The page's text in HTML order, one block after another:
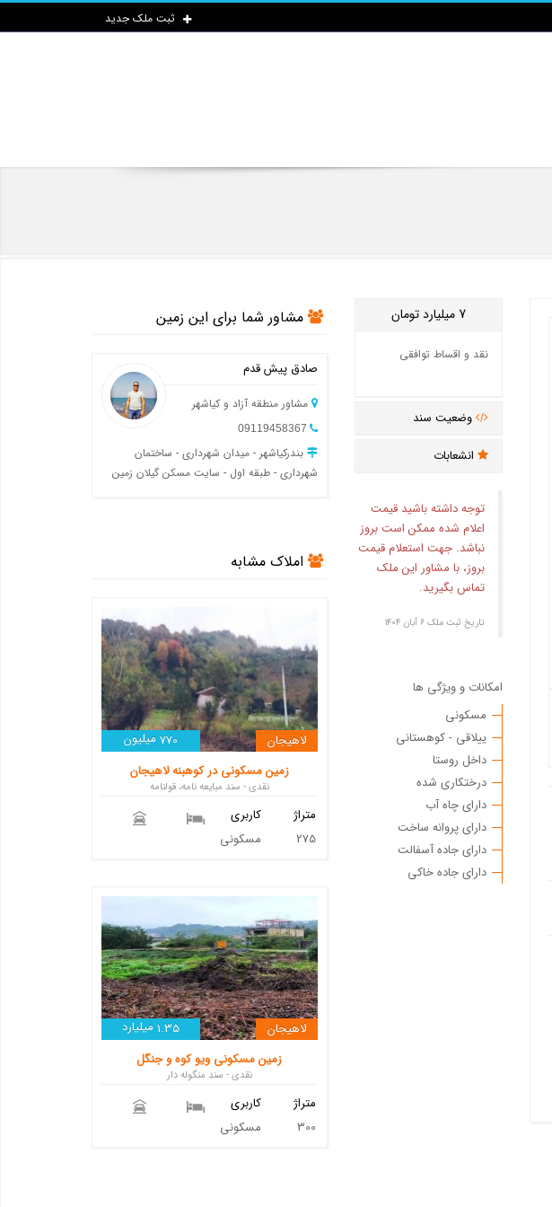
ثبت ملک جدید
7 میلیارد تومان
نقد و اقساط توافقی
وضعیت سند
انشعابات
توجه داشته باشید قیمت
اعلام شده ممکن است بروز
نباشد. جهت استعلام قیمت
بروز، با مشاور این ملک
تماس بگیرید.
تاریخ ثبت ملک ۶ آبان ۱۴۰۴
امکانات و ویژگی ها
مسکونی
ییلاقی - کوهستانی
داخل روستا
درختکاری شده
دارای چاه آب
دارای پروانه ساخت
دارای جاده آسفالت
دارای جاده خاکی
مشاور شما برای این زمین
صادق پیش قدم
مشاور منطقه آزاد و کیاشهر
بندرکیاشهر - میدان شهرداری - ساختمان
شهرداری - طبقه اول - سایت مسکن گیلان زمین
املاک مشابه
770 میلیون
لاهیجان
زمین مسکونی در کوهبنه لاهیجان
نقدی - سند مبایعه نامه، قولنامه
کاربری
مسکونی
متراژ
275
1.35 میلیارد
لاهیجان
زمین مسکونی ویو کوه و جنگل
نقدی - سند منگوله دار
کاربری
مسکونی
متراژ
300